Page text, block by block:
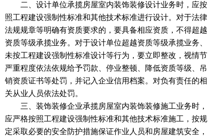
二、设计单位承揽房屋室内装饰装修设计业务时，应按
照工程建设强制性标准和其他技术标准进行设计。对于法律
法规规章等明确有资质要求的，要具备相应资质，不得超越
资质等级承揽业务。对于设计单位超越资质等级承揽业务、
未按工程建设强制性标准设计等行为，要立即整改，视情节
严重程度依法依规给予罚款、停业整顿、降低资质等级、吊
销资质证书等处罚，并记入企业信用档案。对负有责任的相
关从业人员依法处罚。
三、装饰装修企业承揽房屋室内装饰装修施工业务时，
应严格按照工程建设强制性标准和其他技术标准施工，按规
定采取必要的安全防护措施保证作业人员和房屋建筑安全，